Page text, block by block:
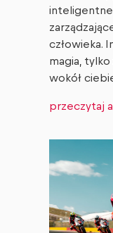
inteligentne
człowieka.
magia,
wokół
przeczytaj